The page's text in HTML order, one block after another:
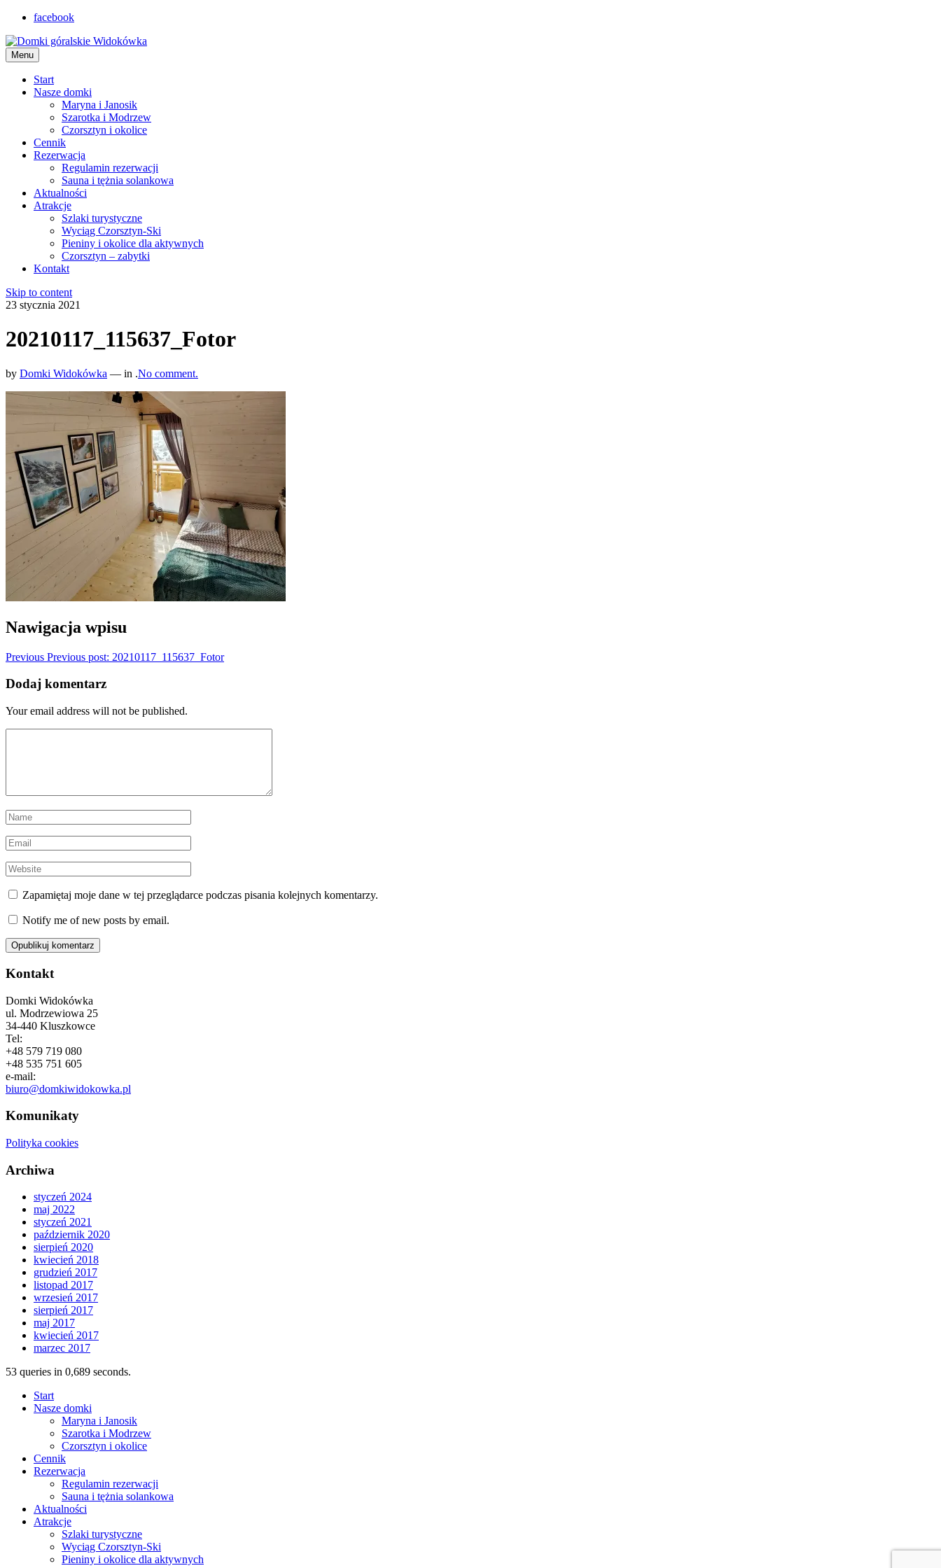
facebook
Menu
Start
Nasze domki
Maryna i Janosik
Szarotka i Modrzew
Czorsztyn i okolice
Cennik
Rezerwacja
Regulamin rezerwacji
Sauna i tężnia solankowa
Aktualności
Atrakcje
Szlaki turystyczne
Wyciąg Czorsztyn-Ski
Pieniny i okolice dla aktywnych
Czorsztyn – zabytki
Kontakt
Skip to content
23 stycznia 2021
20210117_115637_Fotor
by Domki Widokówka — in .No comment.
Nawigacja wpisu
Previous Previous post: 20210117_115637_Fotor
Dodaj komentarz
Your email address will not be published.
Zapamiętaj moje dane w tej przeglądarce podczas pisania kolejnych komentarzy.
Notify me of new posts by email.
Kontakt
Domki Widokówka
ul. Modrzewiowa 25
34-440 Kluszkowce
Tel:
+48 579 719 080
+48 535 751 605
e-mail:
biuro@domkiwidokowka.pl
Komunikaty
Polityka cookies
Archiwa
styczeń 2024
maj 2022
styczeń 2021
październik 2020
sierpień 2020
kwiecień 2018
grudzień 2017
listopad 2017
wrzesień 2017
sierpień 2017
maj 2017
kwiecień 2017
marzec 2017
53 queries in 0,689 seconds.
Start
Nasze domki
Maryna i Janosik
Szarotka i Modrzew
Czorsztyn i okolice
Cennik
Rezerwacja
Regulamin rezerwacji
Sauna i tężnia solankowa
Aktualności
Atrakcje
Szlaki turystyczne
Wyciąg Czorsztyn-Ski
Pieniny i okolice dla aktywnych